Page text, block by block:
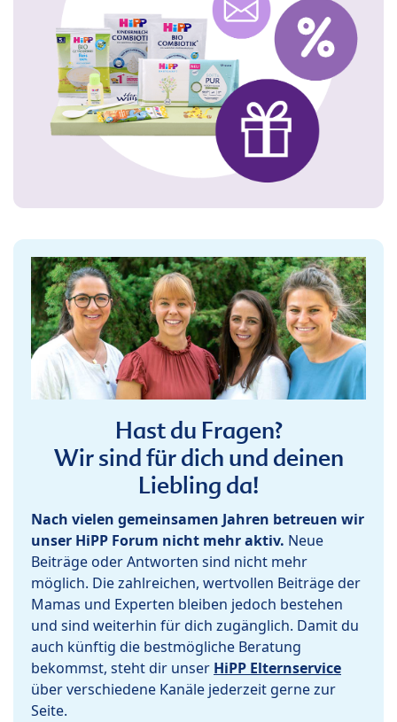
Hast du Fragen?
Wir sind für dich und deinen
Liebling da!
Nach vielen gemeinsamen Jahren betreuen wir
unser HiPP Forum nicht mehr aktiv. Neue
Beiträge oder Antworten sind nicht mehr
möglich. Die zahlreichen, wertvollen Beiträge der
Mamas und Experten bleiben jedoch bestehen
und sind weiterhin für dich zugänglich. Damit du
auch künftig die bestmögliche Beratung
bekommst, steht dir unser HiPP Elternservice
über verschiedene Kanäle jederzeit gerne zur
Seite.